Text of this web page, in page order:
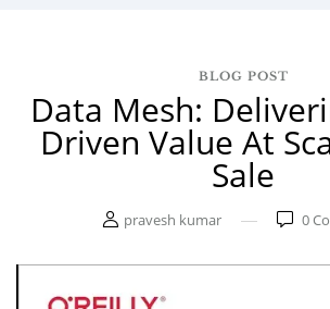
BLOG POST
Data Mesh:
Driven Value At
Sale
pravesh kumar 0